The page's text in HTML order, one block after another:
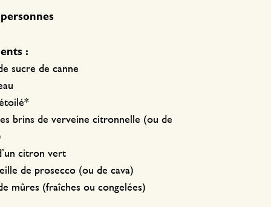
:
sucre de canne
brins de verveine citronnelle (ou de
citron vert
de prosecco (ou de cava)
mûres (fraîches ou congelées)